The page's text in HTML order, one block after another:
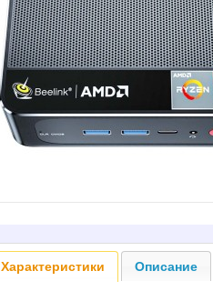
Характеристики Описание